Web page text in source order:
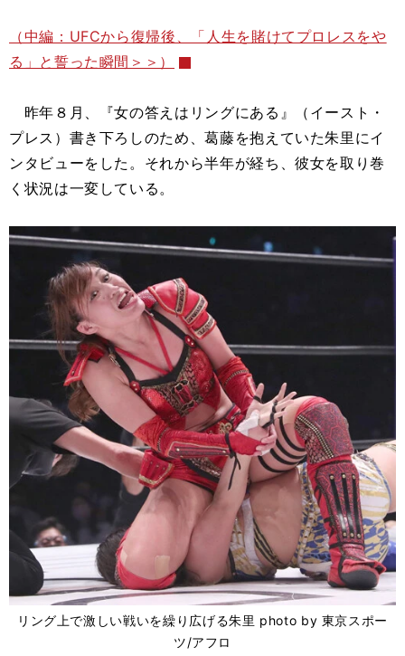
（中編：UFCから復帰後、「人生を賭けてプロレスをや
る」と誓った瞬間＞＞）
昨年８月、『女の答えはリングにある』（イースト・
プレス）書き下ろしのため、葛藤を抱えていた朱里にイ
ンタビューをした。それから半年が経ち、彼女を取り巻
く状況は一変している。
リング上で激しい戦いを繰り広げる朱里 photo by 東京スポー
ツ/アフロ